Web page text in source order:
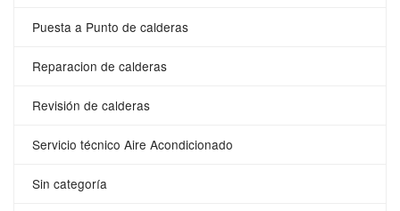
Puesta a Punto de calderas
Reparacion de calderas
Revisión de calderas
Servicio técnico Aire Acondicionado
Sin categoría